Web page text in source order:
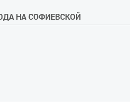
НА СОФИЕВСКОЙ